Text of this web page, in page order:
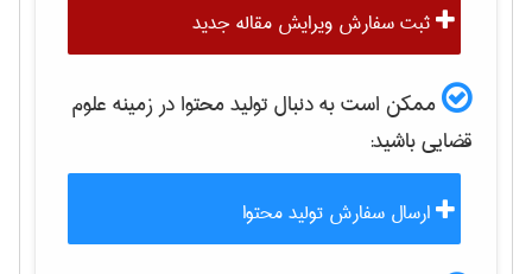
ثبت سفارش ویرایش مقاله جدید
ممکن است به دنبال تولید محتوا در زمینهعلوم
قضاییباشید:
ارسال سفارش تولید محتوا